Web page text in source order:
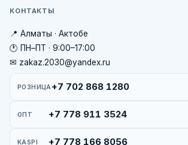
КОНТАКТЫ
📍 Алматы · Актобе
🕐 ПН–ПТ · 9:00–17:00
✉ zakaz.2030@yandex.ru
РОЗНИЦА +7 702 868 1280
ОПТ +7 778 911 3524
KASPI +7 778 166 8056